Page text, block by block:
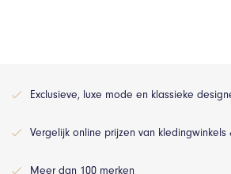
Exclusieve, luxe mode en klassieke
Vergelijk online prijzen van kledingwinkels
Meer dan 100 merken